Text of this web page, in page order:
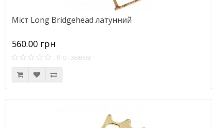
Міст Long Bridgehead латунний
560.00 грн
0 отзывов